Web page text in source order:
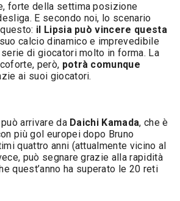
forte della settima posizione
E secondo noi, lo scenario
il Lipsia può vincere questa
calcio dinamico e imprevedibile
serie di giocatori molto in forma. La
però, potrà comunque
ai suoi giocatori.
arrivare da Daichi Kamada, che è
più gol europei dopo Bruno
quattro anni (attualmente vicino al
può segnare grazie alla rapidità
quest’anno ha superato le 20 reti